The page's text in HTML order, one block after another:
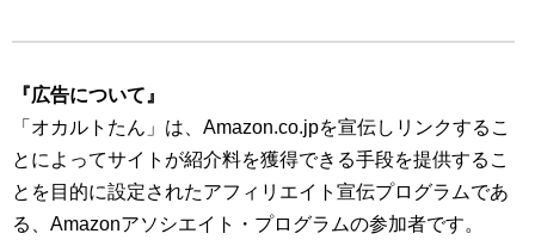
『広告について』
「オカルトたん」は、Amazon.co.jpを宣伝しリンクするこ
とによってサイトが紹介料を獲得できる手段を提供するこ
とを目的に設定されたアフィリエイト宣伝プログラムであ
る、Amazonアソシエイト・プログラムの参加者です。